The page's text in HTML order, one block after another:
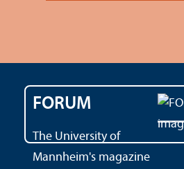
FORUM
The University of
Mannheim's magazine